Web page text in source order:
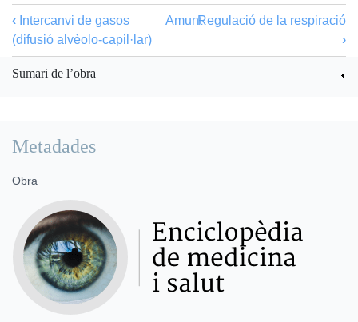
‹ Intercanvi de gasos
(difusió alvèolo-capil·lar)
AmuntRegulació de la respiració
›
Sumari de l’obra
Metadades
Obra